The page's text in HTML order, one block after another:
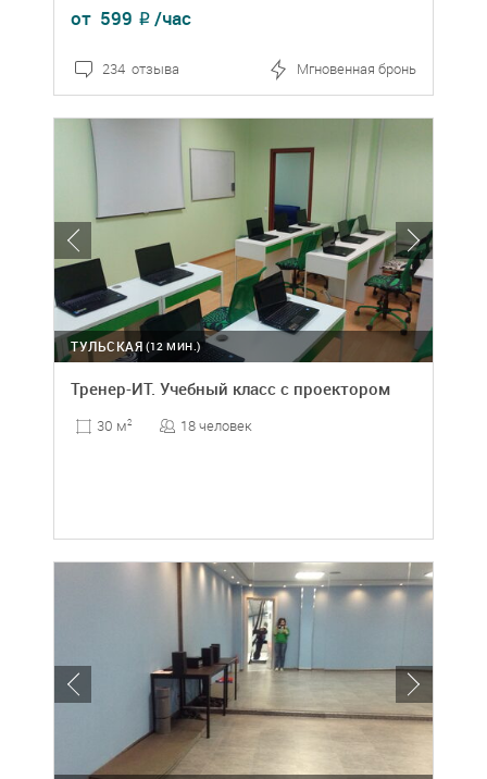
от 599 ₽ /час
234 отзыва Мгновенная бронь
(12 МИН.)
ТУЛЬСКАЯ
Тренер-ИТ. Учебный класс с проектором
30 м2 18 человек